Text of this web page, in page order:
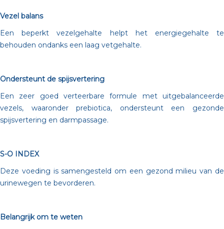
Vezel balans
Een beperkt vezelgehalte helpt het energiegehalte te
behouden ondanks een laag vetgehalte.
Ondersteunt de spijsvertering
Een zeer goed verteerbare formule met uitgebalanceerde
vezels, waaronder prebiotica, ondersteunt een gezonde
spijsvertering en darmpassage.
S-O INDEX
Deze voeding is samengesteld om een gezond milieu van de
urinewegen te bevorderen.
Belangrijk om te weten